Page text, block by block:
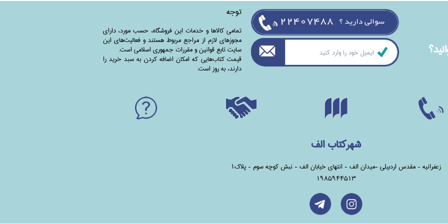
توجه
تمامی‌ کالاها و خدمات این فروشگاه، حسب مورد،‌ دارای
مجوزهای لازم از مراجع مربوط هستند ‌و‌‌ فعالیت‌های این
سایت تابع قوانین و مقررات جمهوری اسلامی است.
قیمت کتاب‌هایی که امکان اضافه کردن به سبد خرید را
دارند،‌ به روز است.
شهرکتاب الف
زعفرانیه - مقدس اردبیلی -میدان الف - انتهای خیابان الف - نبش کوچه سوم - پلاک1
1985944513